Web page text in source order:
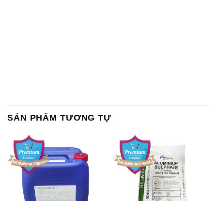
SẢN PHẨM TƯƠNG TỰ